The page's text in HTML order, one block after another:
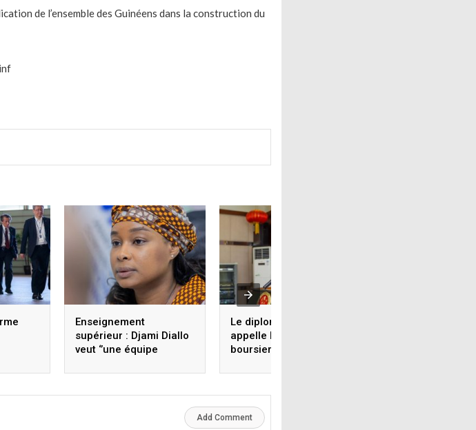
de l’ensemble des Guinéens dans la construction du
Enseignement
supérieur : Djami Diallo
veut ‘’une équipe
administration
Le diplomate Sun Yong
appelle les étudiants
boursiers à ‘’devenir de
ambassadeurs de
Add Comment